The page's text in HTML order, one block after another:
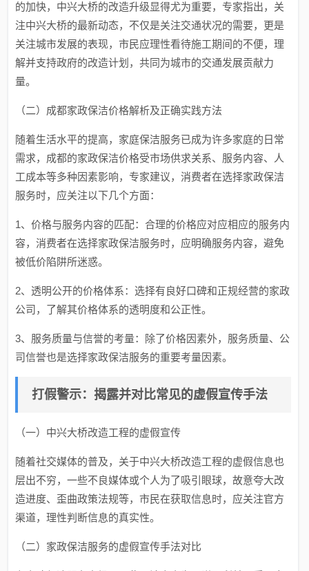
的加快，中兴大桥的改造升级显得尤为重要，专家指出，关
注中兴大桥的最新动态，不仅是关注交通状况的需要，更是
关注城市发展的表现，市民应理性看待施工期间的不便，理
解并支持政府的改造计划，共同为城市的交通发展贡献力
量。
（二）成都家政保洁价格解析及正确实践方法
随着生活水平的提高，家庭保洁服务已成为许多家庭的日常
需求，成都的家政保洁价格受市场供求关系、服务内容、人
工成本等多种因素影响，专家建议，消费者在选择家政保洁
服务时，应关注以下几个方面：
1、价格与服务内容的匹配：合理的价格应对应相应的服务内
容，消费者在选择家政保洁服务时，应明确服务内容，避免
被低价陷阱所迷惑。
2、透明公开的价格体系：选择有良好口碑和正规经营的家政
公司，了解其价格体系的透明度和公正性。
3、服务质量与信誉的考量：除了价格因素外，服务质量、公
司信誉也是选择家政保洁服务的重要考量因素。
打假警示：揭露并对比常见的虚假宣传手法
（一）中兴大桥改造工程的虚假宣传
随着社交媒体的普及，关于中兴大桥改造工程的虚假信息也
层出不穷，一些不良媒体或个人为了吸引眼球，故意夸大改
造进度、歪曲政策法规等，市民在获取信息时，应关注官方
渠道，理性判断信息的真实性。
（二）家政保洁服务的虚假宣传手法对比